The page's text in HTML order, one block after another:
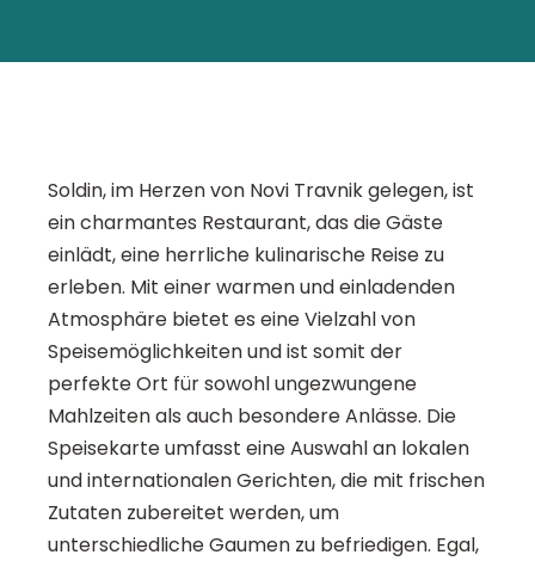
Soldin, im Herzen von Novi Travnik gelegen, ist
ein charmantes Restaurant, das die Gäste
einlädt, eine herrliche kulinarische Reise zu
erleben. Mit einer warmen und einladenden
Atmosphäre bietet es eine Vielzahl von
Speisemöglichkeiten und ist somit der
perfekte Ort für sowohl ungezwungene
Mahlzeiten als auch besondere Anlässe. Die
Speisekarte umfasst eine Auswahl an lokalen
und internationalen Gerichten, die mit frischen
Zutaten zubereitet werden, um
unterschiedliche Gaumen zu befriedigen. Egal,